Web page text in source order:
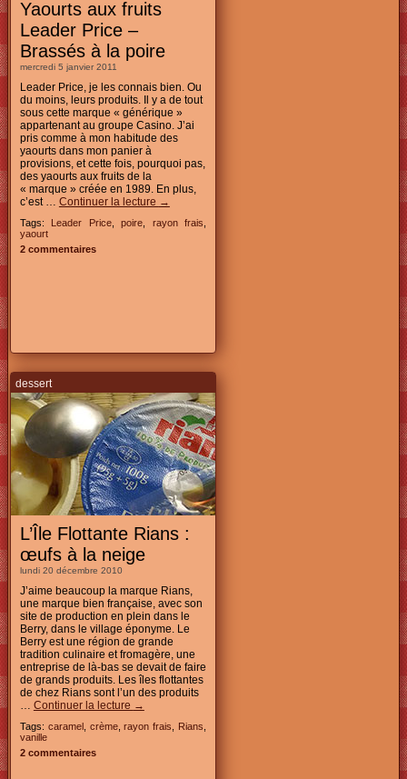
Yaourts aux fruits
Leader Price –
Brassés à la poire
mercredi 5 janvier 2011
Leader Price, je les connais bien. Ou
du moins, leurs produits. Il y a de tout
sous cette marque « générique »
appartenant au groupe Casino. J’ai
pris comme à mon habitude des
yaourts dans mon panier à
provisions, et cette fois, pourquoi pas,
des yaourts aux fruits de la
« marque » créée en 1989. En plus,
c’est … Continuer la lecture →
Tags: Leader Price,poire rayon frais
yaourt
2 commentaires
dessert
L’Île Flottante Rians :
œufs à la neige
lundi 20 décembre 2010
J’aime beaucoup la marque Rians,
une marque bien française, avec son
site de production en plein dans le
Berry, dans le village éponyme. Le
Berry est une région de grande
tradition culinaire et fromagère, une
entreprise de là-bas se devait de faire
de grands produits. Les îles flottantes
de chez Rians sont l’un des produits
… Continuer la lecture →
Tags: caramel, crème,rayon frais Rians
vanille
2 commentaires